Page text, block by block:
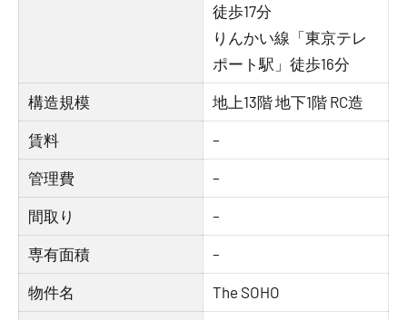
徒歩17分
りんかい線「東京テレ
ポート駅」徒歩16分
構造規模 地上13階 地下1階 RC造
賃料 –
管理費 –
間取り –
専有面積 –
物件名 The SOHO